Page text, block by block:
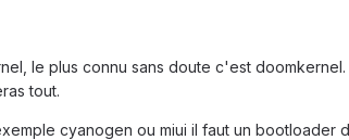
le plus connu sans doute c'est
tout.
cyanogen ou miui il faut un